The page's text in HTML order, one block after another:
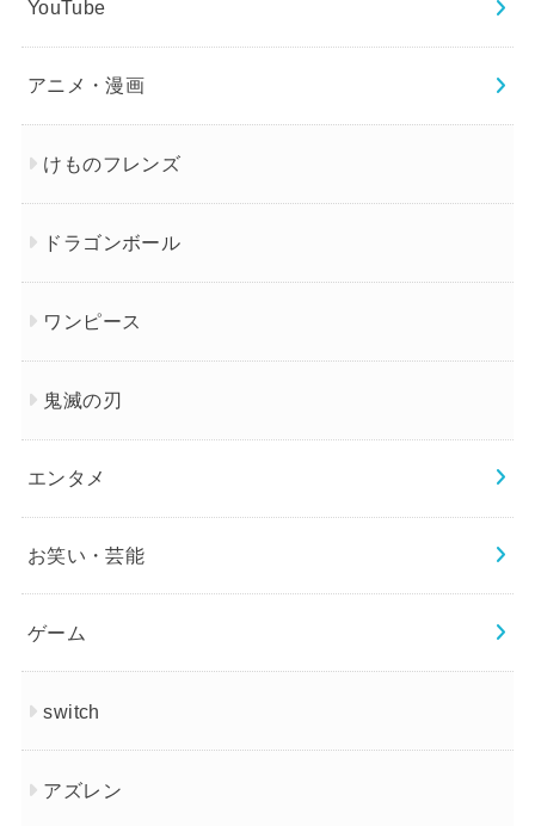
YouTube
アニメ・漫画
けものフレンズ
ドラゴンボール
ワンピース
鬼滅の刃
エンタメ
お笑い・芸能
ゲーム
switch
アズレン